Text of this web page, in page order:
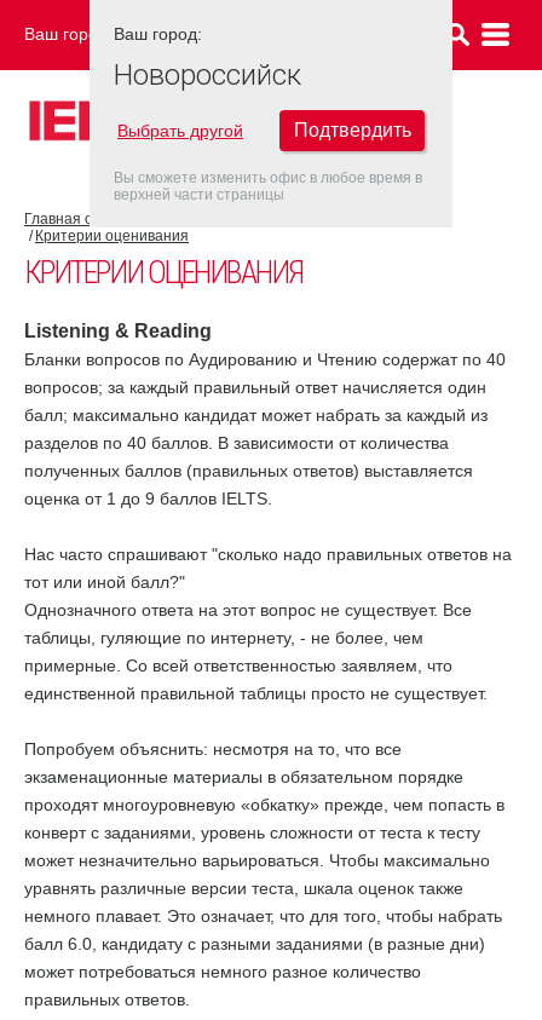
Ваш город: НОВОРОССИЙСК
Главная страница
Критерии оценивания
КРИТЕРИИ ОЦЕНИВАНИЯ
Listening & Reading
Бланки вопросов по Аудированию и Чтению содержат по 40
вопросов; за каждый правильный ответ начисляется один
балл; максимально кандидат может набрать за каждый из
разделов по 40 баллов. В зависимости от количества
полученных баллов (правильных ответов) выставляется
оценка от 1 до 9 баллов IELTS.
Нас часто спрашивают "сколько надо правильных ответов на
тот или иной балл?"
Однозначного ответа на этот вопрос не существует. Все
таблицы, гуляющие по интернету, - не более, чем
примерные. Со всей ответственностью заявляем, что
единственной правильной таблицы просто не существует.
Попробуем объяснить: несмотря на то, что все
экзаменационные материалы в обязательном порядке
проходят многоуровневую «обкатку» прежде, чем попасть в
конверт с заданиями, уровень сложности от теста к тесту
может незначительно варьироваться. Чтобы максимально
уравнять различные версии теста, шкала оценок также
немного плавает. Это означает, что для того, чтобы набрать
балл 6.0, кандидату с разными заданиями (в разные дни)
может потребоваться немного разное количество
правильных ответов.
Ваш город:
Новороссийск
Выбрать другой Подтвердить
Вы сможете изменить офис в любое время в
верхней части страницы